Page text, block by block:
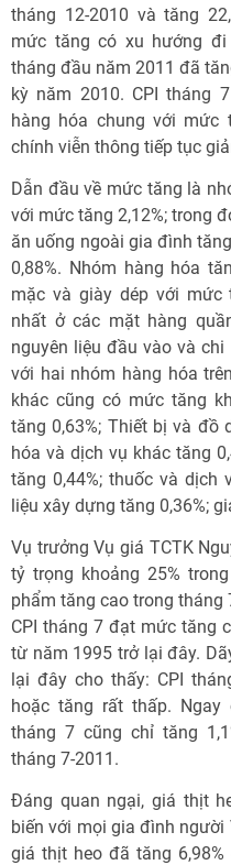
tháng 12-2010 và tăng
mức tăng có xu hướng
tháng đầu năm 2011 đã
kỳ năm 2010. CPI tháng
hàng hóa chung với mức
chính viễn thông tiếp tục
Dẫn đầu về mức tăng là
với mức tăng 2,12%; trong
ăn uống ngoài gia đình
0,88%. Nhóm hàng hóa
mặc và giày dép với mức
nhất ở các mặt hàng
nguyên liệu đầu vào và
với hai nhóm hàng hóa
khác cũng có mức tăng
tăng 0,63%; Thiết bị và đồ
hóa và dịch vụ khác tăng
tăng 0,44%; thuốc và dịch
liệu xây dựng tăng 0,36%;
Vụ trưởng Vụ giá TCTK
tỷ trọng khoảng 25%
phẩm tăng cao trong tháng
CPI tháng 7 đạt mức tăng
từ năm 1995 trở lại đây.
lại đây cho thấy: CPI
hoặc tăng rất thấp. Ngay
tháng 7 cũng chỉ tăng
tháng 7-2011.
Đáng quan ngại, giá thịt
biến với mọi gia đình người
giá thịt heo đã tăng